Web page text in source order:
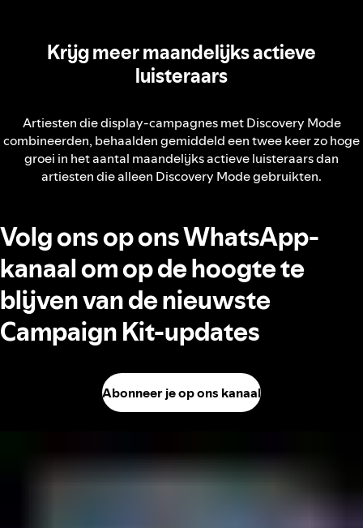
Krijg meer maandelijks actieve
luisteraars
Artiesten die display-campagnes met Discovery Mode
combineerden, behaalden gemiddeld een twee keer zo hoge
groei in het aantal maandelijks actieve luisteraars dan
artiesten die alleen Discovery Mode gebruikten.
Volg ons op ons WhatsApp-
kanaal om op de hoogte te
blijven van de nieuwste
Campaign Kit-updates
Abonneer je op ons kanaal